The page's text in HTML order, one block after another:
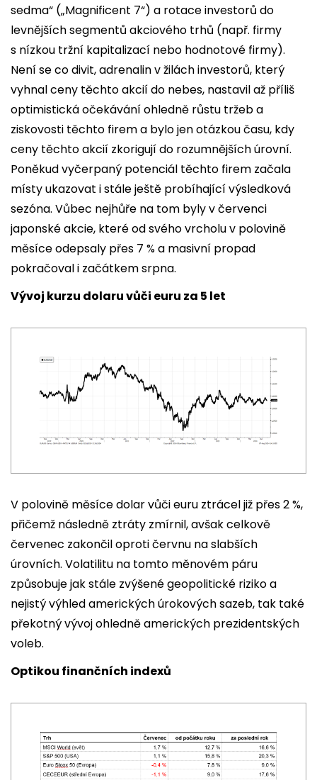
sedma“ („Magnificent 7“) a rotace investorů do
levnějších segmentů akciového trhů (např. firmy
s nízkou tržní kapitalizací nebo hodnotové firmy).
Není se co divit, adrenalin v žilách investorů, který
vyhnal ceny těchto akcií do nebes, nastavil až příliš
optimistická očekávání ohledně růstu tržeb a
ziskovosti těchto firem a bylo jen otázkou času, kdy
ceny těchto akcií zkorigují do rozumnějších úrovní.
Poněkud vyčerpaný potenciál těchto firem začala
místy ukazovat i stále ještě probíhající výsledková
sezóna. Vůbec nejhůře na tom byly v červenci
japonské akcie, které od svého vrcholu v polovině
měsíce odepsaly přes 7 % a masivní propad
pokračoval i začátkem srpna.
Vývoj kurzu dolaru vůči euru za 5 let
V polovině měsíce dolar vůči euru ztrácel již přes 2 %,
přičemž následně ztráty zmírnil, avšak celkově
červenec zakončil oproti červnu na slabších
úrovních. Volatilitu na tomto měnovém páru
způsobuje jak stále zvýšené geopolitické riziko a
nejistý výhled amerických úrokových sazeb, tak také
překotný vývoj ohledně amerických prezidentských
voleb.
Optikou finančních indexů